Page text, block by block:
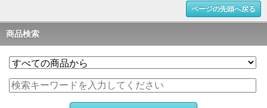
ページの先頭へ戻る
商品検索